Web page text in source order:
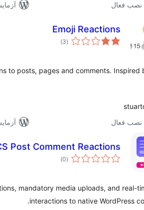
Emoji Reactions
(3 مجموع
امتیازها)
to posts, pages and comments. Inspired
Post Comment Reactions
(0 مجموع
امتیازها
)
mandatory media uploads, and real-
interactions to native WordPress